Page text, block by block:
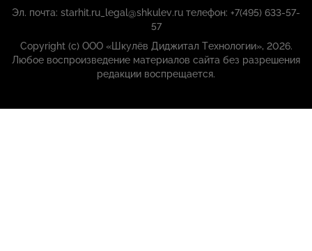
Эл. почта: starhit.ru_legal@shkulev.ru телефон: +7(495) 633-57-
57
Copyright (с) ООО «Шкулёв Диджитал Технологии», 2026.
Любое воспроизведение материалов сайта без разрешения
редакции воспрещается.